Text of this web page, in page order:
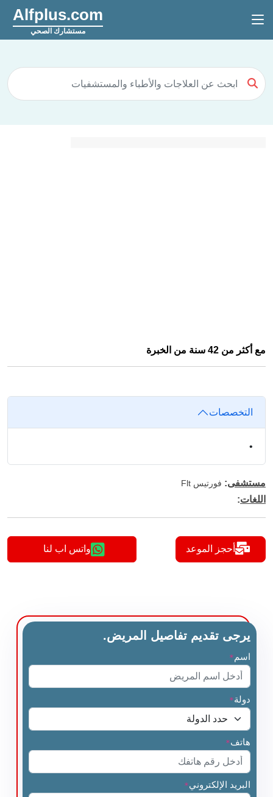
Alfplus.com
مستشارك الصحي
مع أكثر من 42 سنة من الخبرة
التخصصات
•
مستشفى: فورتيس Flt
اللغات:
أحجز الموعد واتس اب لنا
يرجى تقديم تفاصيل المريض.
اسم *
دولة*
هاتف*
البريد الإلكتروني*